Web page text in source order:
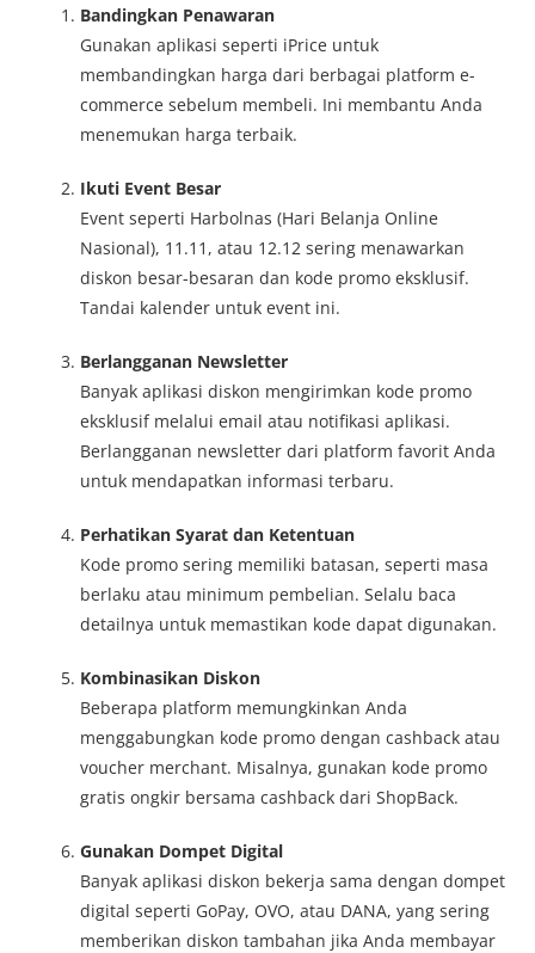
Bandingkan Penawaran
Gunakan aplikasi seperti iPrice untuk
membandingkan harga dari berbagai platform e-
commerce sebelum membeli. Ini membantu Anda
menemukan harga terbaik.
Ikuti Event Besar
Event seperti Harbolnas (Hari Belanja Online
Nasional), 11.11, atau 12.12 sering menawarkan
diskon besar-besaran dan kode promo eksklusif.
Tandai kalender untuk event ini.
Berlangganan Newsletter
Banyak aplikasi diskon mengirimkan kode promo
eksklusif melalui email atau notifikasi aplikasi.
Berlangganan newsletter dari platform favorit Anda
untuk mendapatkan informasi terbaru.
Perhatikan Syarat dan Ketentuan
Kode promo sering memiliki batasan, seperti masa
berlaku atau minimum pembelian. Selalu baca
detailnya untuk memastikan kode dapat digunakan.
Kombinasikan Diskon
Beberapa platform memungkinkan Anda
menggabungkan kode promo dengan cashback atau
voucher merchant. Misalnya, gunakan kode promo
gratis ongkir bersama cashback dari ShopBack.
Gunakan Dompet Digital
Banyak aplikasi diskon bekerja sama dengan dompet
digital seperti GoPay, OVO, atau DANA, yang sering
memberikan diskon tambahan jika Anda membayar